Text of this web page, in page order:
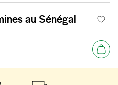
au Sénégal